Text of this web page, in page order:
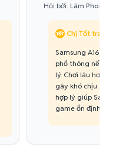
Hỏi bởi: Lâm Phong
Chị Tốt trả lời:
Samsung A16
phổ thông nếu để
lý. Chơi lâu hơi
gây khó chịu.
hợp lý giúp
game ổn định hơn.